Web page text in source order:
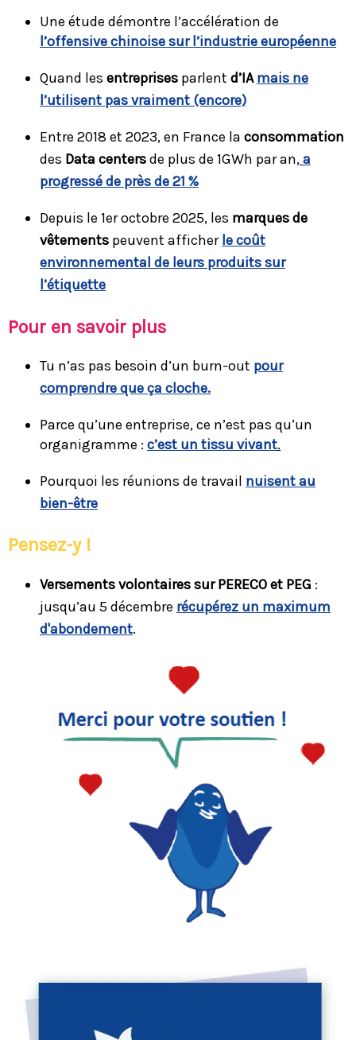
Une étude démontre l’accélération de
l’offensive chinoise sur l’industrie européenne
Quand les entreprises parlent d’IA mais ne
l’utilisent pas vraiment (encore)
Entre 2018 et 2023, en France la consommation
des Data centersde plus de 1GWh par an,a
progressé de près de 21 %
Depuis le 1er octobre 2025, les marques de
vêtements peuvent afficher le coût
environnemental de leurs produits sur
l’étiquette
Pour en savoir plus
Tu n’as pas besoin d’un burn-out pour
comprendre que ça cloche.
Parce qu’une entreprise, ce n’est pas qu’un
organigramme : c’est un tissu vivant.
Pourquoi les réunions de travail nuisent au
bien-être
Pensez-y !
Versements volontaires sur PERECO et PEG :
jusqu’au 5 décembre récupérez un maximum
d'abondement.